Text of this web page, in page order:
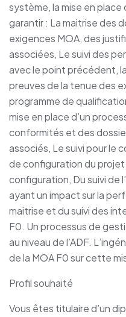
système, la mise en
garantir : La maitrise des
exigences MOA, des
associées, Le suivi des
avec le point précédent,
preuves de la tenue des
programme de
mise en place d’un
conformités et des
associés, Le suivi pour le
de configuration du
configuration, Du suivi de
ayant un impact sur la
maitrise et du suivi des
F0. Un processus de
au niveau de l’ADF.
de la MOA F0 sur cette
Profil souhaité
Vous êtes titulaire d’un